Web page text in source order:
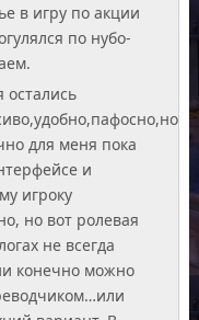
в игру по акции
по нубо-
для меня пока
и
игроку
но вот ролевая
не всегда
конечно можно